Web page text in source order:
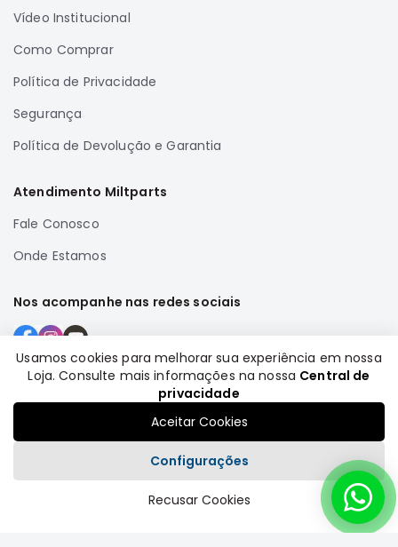
Vídeo Institucional
Como Comprar
Política de Privacidade
Segurança
Política de Devolução e Garantia
Atendimento Miltparts
Fale Conosco
Onde Estamos
Nos acompanhe nas redes sociais
Formas de pagamento
Plataforma
Usamos cookies para melhorar sua experiência em nossa
Loja. Consulte mais informações na nossa Central de
privacidade
Aceitar Cookies
Configurações
Recusar Cookies